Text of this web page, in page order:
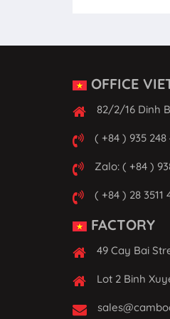
OFFICE
82/2/16 Dinh
( +84 ) 935 248
Zalo: ( +84 )
( +84 ) 28 3511
FACTORY
49 Cay Bai
Lot 2 Binh